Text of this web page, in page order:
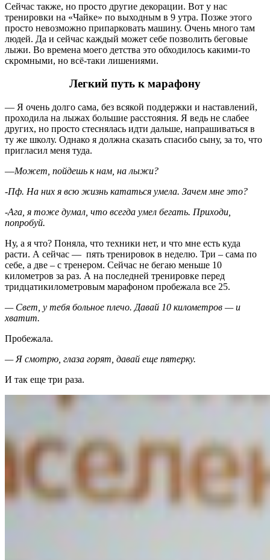
Сейчас также, но просто другие декорации. Вот у нас
тренировки на «Чайке» по выходным в 9 утра. Позже этого
просто невозможно припарковать машину. Очень много там
людей. Да и сейчас каждый может себе позволить беговые
лыжи. Во времена моего детства это обходилось какими-то
скромными, но всё-таки лишениями.
Легкий путь к марафону
— Я очень долго сама, без всякой поддержки и наставлений,
проходила на лыжах большие расстояния. Я ведь не слабее
других, но просто стеснялась идти дальше, напрашиваться в
ту же школу. Однако я должна сказать спасибо сыну, за то, что
пригласил меня туда.
—Может, пойдешь к нам, на лыжи?
-Пф. На них я всю жизнь кататься умела. Зачем мне это?
-Ага, я тоже думал, что всегда умел бегать. Приходи,
попробуй.
Ну, а я что? Поняла, что техники нет, и что мне есть куда
расти. А сейчас — пять тренировок в неделю. Три – сама по
себе, а две – с тренером. Сейчас не бегаю меньше 10
километров за раз. А на последней тренировке перед
тридцатикилометровым марафоном пробежала все 25.
— Свет, у тебя больное плечо. Давай 10 километров — и
хватит.
Пробежала.
— Я смотрю, глаза горят, давай еще пятерку.
И так еще три раза.